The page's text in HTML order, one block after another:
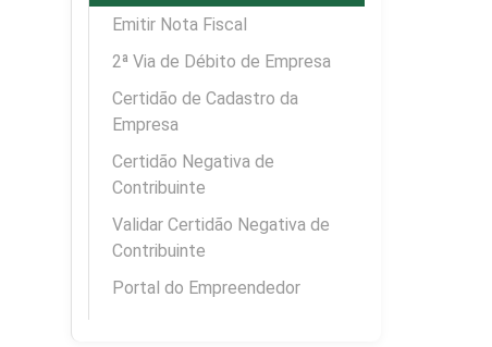
Emitir Nota Fiscal
2ª Via de Débito de Empresa
Certidão de Cadastro da
Empresa
Certidão Negativa de
Contribuinte
Validar Certidão Negativa de
Contribuinte
Portal do Empreendedor